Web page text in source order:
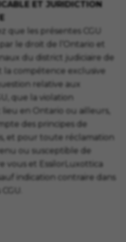
ET JURIDICTION
que les présentes CGU
le droit de l’Ontario et
du district judiciaire de
la compétence exclusive
relative aux
que la violation
en Ontario ou ailleurs,
des principes de
et pour toute réclamation
ou susceptible de
vous et EssilorLuxottica
indication contraire dans